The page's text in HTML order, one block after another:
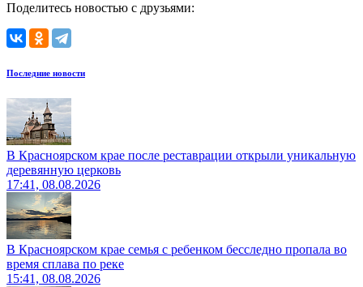
Поделитесь новостью с друзьями:
Последние новости
В Красноярском крае после реставрации открыли уникальную
деревянную церковь
17:41, 08.08.2026
В Красноярском крае семья с ребенком бесследно пропала во
время сплава по реке
15:41, 08.08.2026